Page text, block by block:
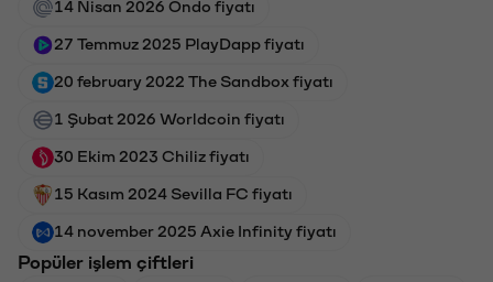
14 Nisan 2026 Ondo fiyatı
27 Temmuz 2025 PlayDapp fiyatı
20 february 2022 The Sandbox fiyatı
1 Şubat 2026 Worldcoin fiyatı
30 Ekim 2023 Chiliz fiyatı
15 Kasım 2024 Sevilla FC fiyatı
14 november 2025 Axie Infinity fiyatı
Popüler işlem çiftleri